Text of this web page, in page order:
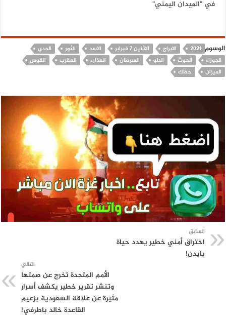
في "الميدان اليمني"
الوسوم 2021 الابراج الاثنين 7 فبراير الاسد الثور
الجدي
الجوزاء
الحوث الدلو السرطان العذارء العقرب
القوس
الميزان
حظك
السابق
اختراق أمني خطير يهدد حياة
بايدن!
التالي
الأمم المتحدة تخرج عن صمتها
وتنشر تقرير خطير يكشف أسرار
مثيرة عن علاقة السعودية بزعيم
القاعدة خالد باطرفي!